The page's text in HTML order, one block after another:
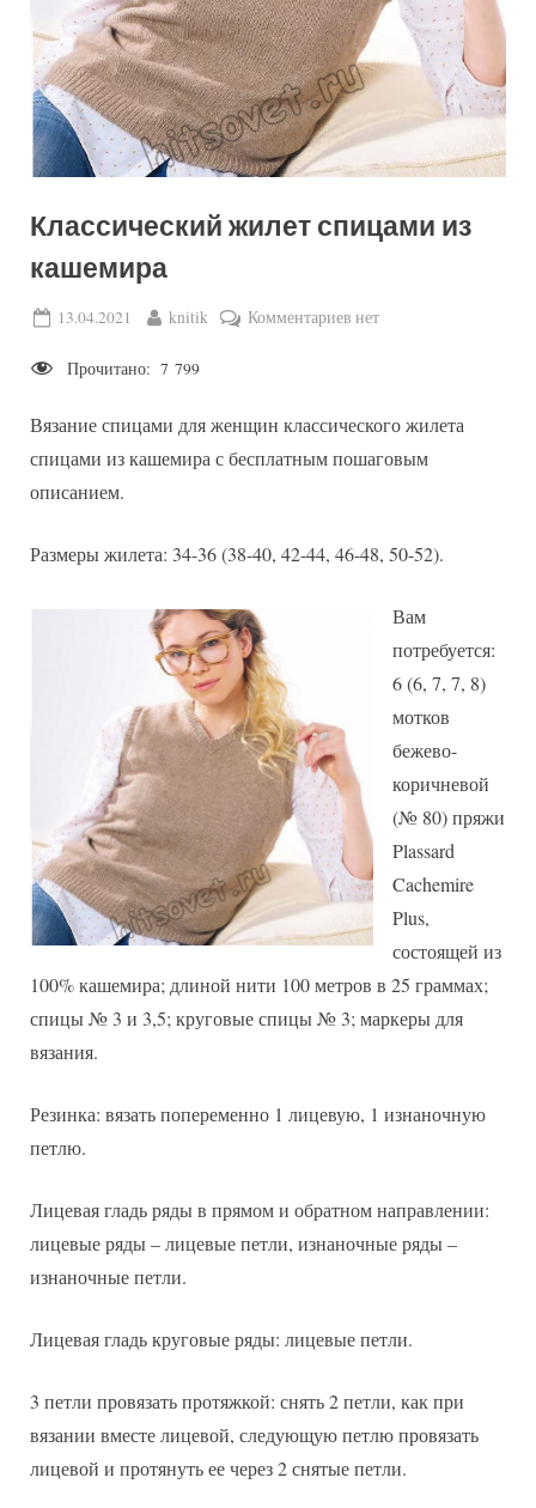
Классический жилет спицами из
кашемира
Posted
13.04.2021 By
knitik Комментариевк
спицами
из
нет
Прочитано: 7 799
Вязание спицами для женщин классического жилета
спицами из кашемира с бесплатным пошаговым
описанием.
Размеры жилета: 34-36 (38-40, 42-44, 46-48, 50-52).
Вам
потребуется:
6 (6, 7, 7, 8)
мотков
бежево-
коричневой
(№ 80) пряжи
Plassard
Cachemire
Plus,
состоящей из
100% кашемира; длиной нити 100 метров в 25 граммах;
спицы № 3 и 3,5; круговые спицы № 3; маркеры для
вязания.
Резинка: вязать попеременно 1 лицевую, 1 изнаночную
петлю.
Лицевая гладь ряды в прямом и обратном направлении:
лицевые ряды – лицевые петли, изнаночные ряды –
изнаночные петли.
Лицевая гладь круговые ряды: лицевые петли.
3 петли провязать протяжкой: снять 2 петли, как при
вязании вместе лицевой, следующую петлю провязать
лицевой и протянуть ее через 2 снятые петли.